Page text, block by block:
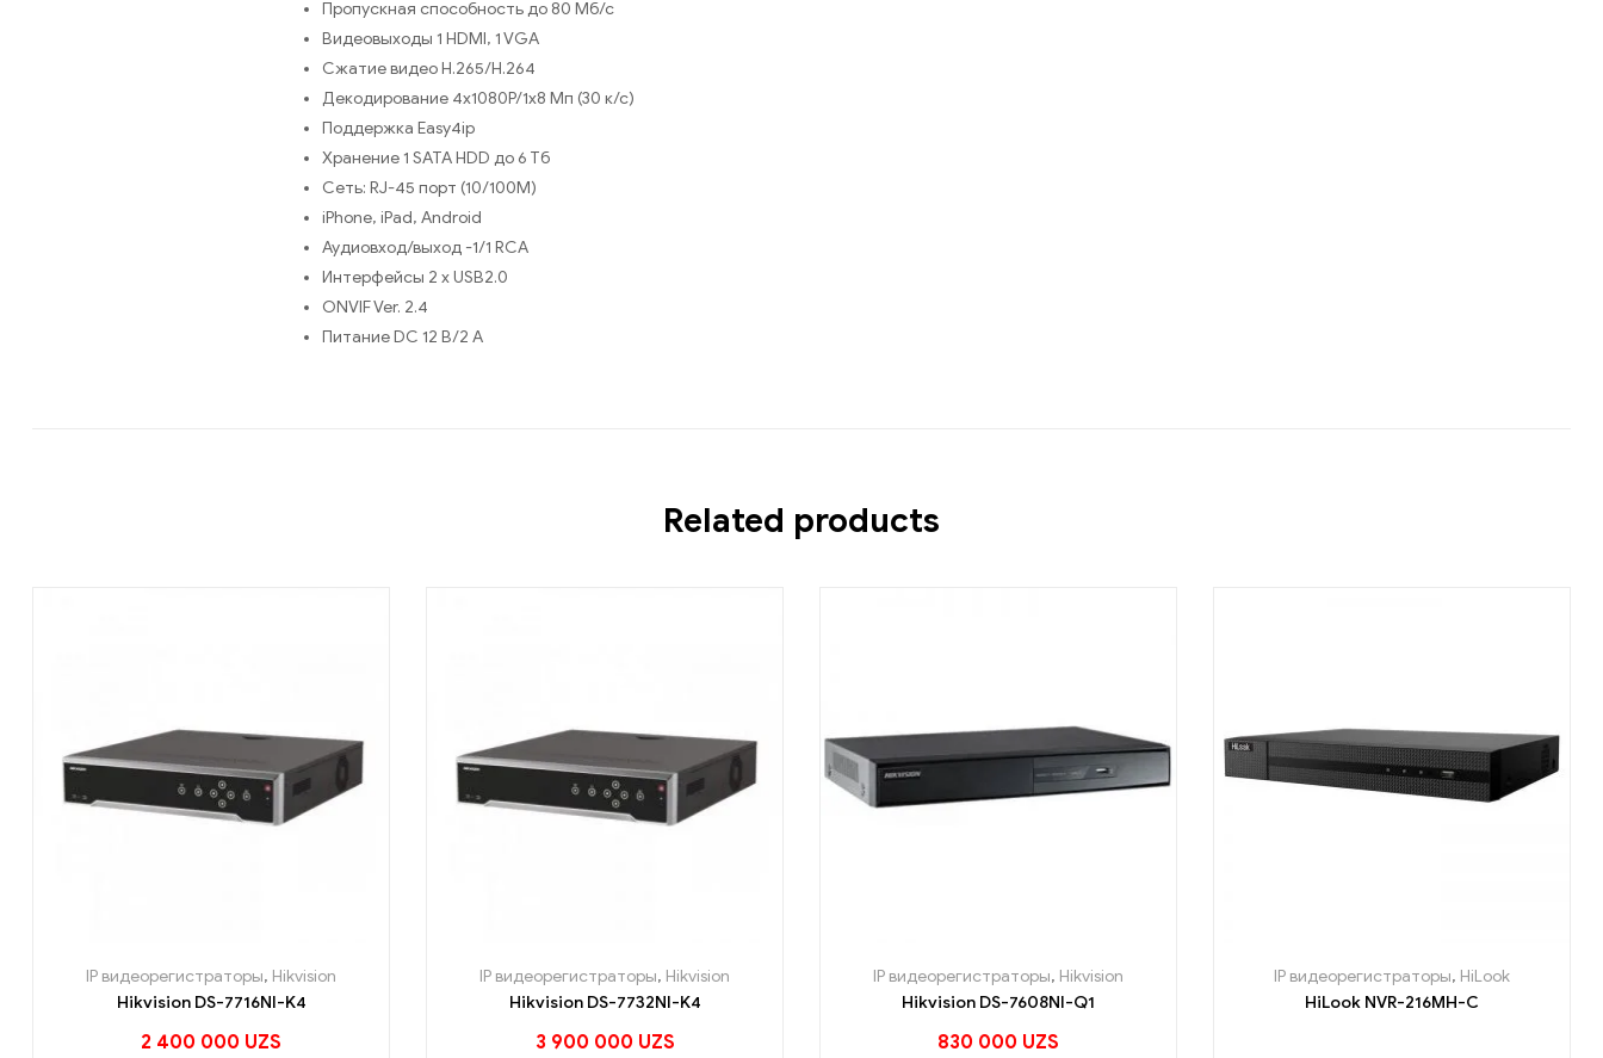
Пропускная способность до 80 Mб/с
Видеовыходы 1 HDMI, 1 VGA
Сжатие видео H.265/H.264
Декодирование 4х1080Р/1х8 Мп (30 к/с)
Поддержка Easy4ip
Хранение 1 SATA HDD до 6 Тб
Сеть: RJ-45 порт (10/100M)
iPhone, iPad, Android
Аудиовход/выход -1/1 RCA
Интерфейсы 2 х USB2.0
ONVIF Ver. 2.4
Питание DC 12 В/2 А
Related products
IP видеорегистраторы, Hikvision
Hikvision DS-7716NI-K4
2 400 000 UZS
IP видеорегистраторы, Hikvision
Hikvision DS-7732NI-K4
3 900 000 UZS
IP видеорегистраторы, Hikvision
Hikvision DS-7608NI-Q1
830 000 UZS
IP видеорегистраторы, HiLook
HiLook NVR-216MH-C